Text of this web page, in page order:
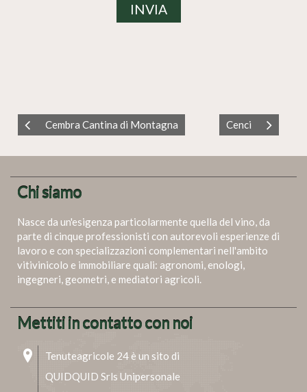
Cembra Cantina di Montagna Cenci
Chi siamo
Nasce da un'esigenza particolarmente quella del vino, da
parte di cinque professionisti con autorevoli esperienze di
lavoro e con specializzazioni complementari nell'ambito
vitivinicolo e immobiliare quali: agronomi, enologi,
ingegneri, geometri, e mediatori agricoli.
Mettiti in contatto con noi
Tenuteagricole 24 è un sito di
QUIDQUID Srls Unipersonale